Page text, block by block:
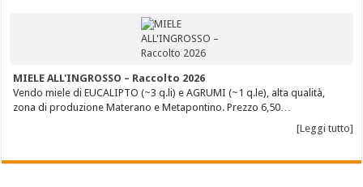
MIELE ALL'INGROSSO – Raccolto 2026
Vendo miele di EUCALIPTO (~3 q.li) e AGRUMI (~1 q.le), alta qualità,
zona di produzione Materano e Metapontino. Prezzo 6,50…
[Leggi tutto]